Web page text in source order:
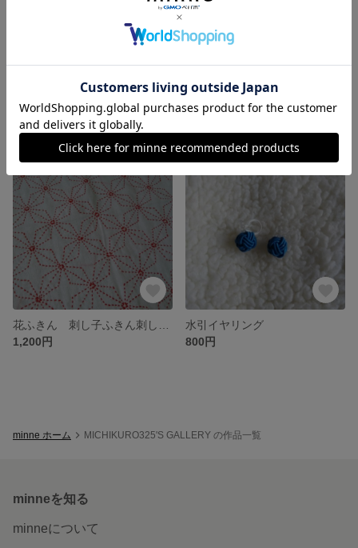
花ふきん 刺し子ふきん 麻の葉 ふきん 刺し子
1,500円
1,200円
SOLD OUT
1,200円
残り1点
水引イヤリング
800円
minne ホーム MICHIKURO325'S GALLERY の作品一覧
minneを知る
minneについて